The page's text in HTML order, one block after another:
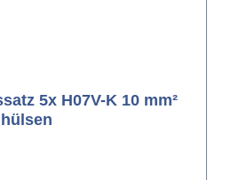
5x H07V-K 10 mm²